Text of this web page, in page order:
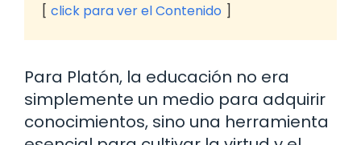
click para ver el Contenido
Para Platón, la educación no era
simplemente un medio para adquirir
conocimientos, sino una herramienta